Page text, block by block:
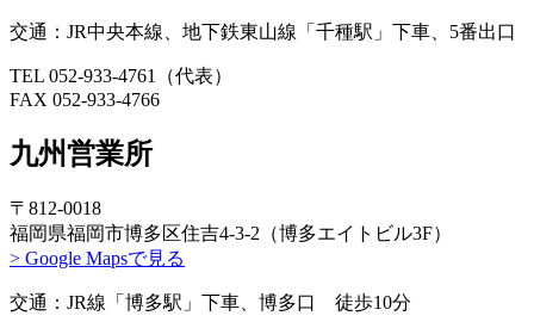
交通：JR中央本線、地下鉄東山線「千種駅」下車、5番出口
TEL 052-933-4761（代表）
FAX 052-933-4766
九州営業所
〒812-0018
福岡県福岡市博多区住吉4-3-2（博多エイトビル3F）
> Google Mapsで見る
交通：JR線「博多駅」下車、博多口 徒歩10分